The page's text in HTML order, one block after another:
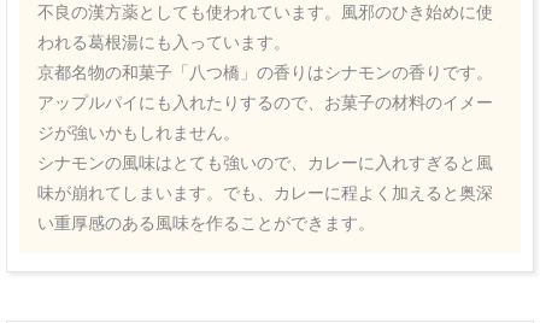
不良の漢方薬としても使われています。風邪のひき始めに使
われる葛根湯にも入っています。
京都名物の和菓子「八つ橋」の香りはシナモンの香りです。
アップルパイにも入れたりするので、お菓子の材料のイメー
ジが強いかもしれません。
シナモンの風味はとても強いので、カレーに入れすぎると風
味が崩れてしまいます。でも、カレーに程よく加えると奥深
い重厚感のある風味を作ることができます。